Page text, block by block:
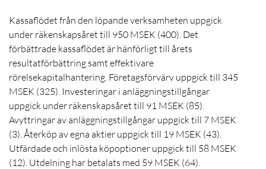
Kassaflödet från den löpande verksamheten uppgick
under räkenskapsåret till 950 MSEK (400). Det
förbättrade kassaflödet är hänförligt till årets
resultatförbättring samt effektivare
rörelsekapitalhantering. Företagsförvärv uppgick till 345
MSEK (325). Investeringar i anläggningstillgångar
uppgick under räkenskapsåret till 91 MSEK (85).
Avyttringar av anläggningstillgångar uppgick till 7 MSEK
(3). Återköp av egna aktier uppgick till 19 MSEK (43).
Utfärdade och inlösta köpoptioner uppgick till 58 MSEK
(12). Utdelning har betalats med 59 MSEK (64).